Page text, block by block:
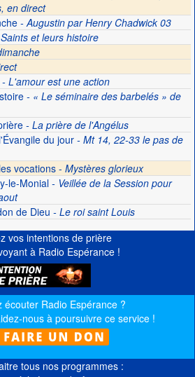
en direct
- Augustin par Henry Chadwick 03
et leurs histoire
L'amour est une action
- « Le séminaire des barbelés » de
- La prière de l'Angélus
du jour- Mt 14, 22-33 le pas de
vocations - Mystères glorieux
le-Monial- Veillée de la Session pour
de Dieu - Le roi saint Louis
vos intentions de prière
à Radio Espérance !
écouter Radio Espérance ?
nous à poursuivre ce service !
tous nos programmes :